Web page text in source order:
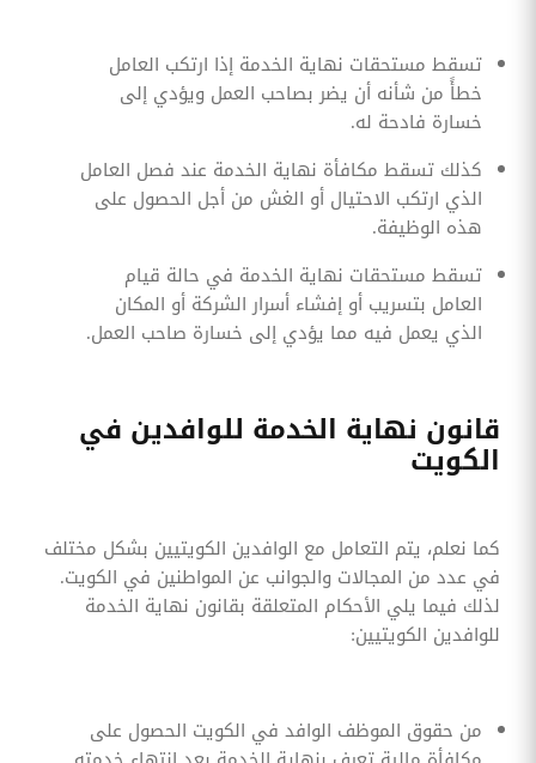
تسقط مستحقات نهاية الخدمة إذا ارتكب العامل
خطأً من شأنه أن يضر بصاحب العمل ويؤدي إلى
خسارة فادحة له.
كذلك تسقط مكافأة نهاية الخدمة عند فصل العامل
الذي ارتكب الاحتيال أو الغش من أجل الحصول على
هذه الوظيفة.
تسقط مستحقات نهاية الخدمة في حالة قيام
العامل بتسريب أو إفشاء أسرار الشركة أو المكان
الذي يعمل فيه مما يؤدي إلى خسارة صاحب العمل.
قانون نهاية الخدمة للوافدين في
الكويت
كما نعلم، يتم التعامل مع الوافدين الكويتيين بشكل مختلف
في عدد من المجالات والجوانب عن المواطنين في الكويت.
لذلك فيما يلي الأحكام المتعلقة بقانون نهاية الخدمة
للوافدين الكويتيين:
من حقوق الموظف الوافد في الكويت الحصول على